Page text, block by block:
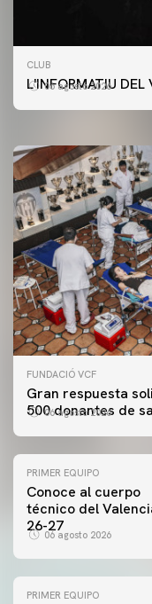
CLUB
L'INFORMATIU
06 agosto 2026
PRIMER EQUIPO
ENTRENAMIENTO
FUNDACIÓ VCF
Gran respuesta
500 donantes de
06 agosto 2026
PRIMER EQUIPO
Conoce al cuerpo
técnico del
26-27
06 agosto 2026
PRIMER EQUIPO